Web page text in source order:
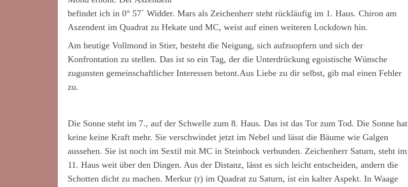
befindet ich in 0° 57´ Widder. Mars als Zeichenherr steht rückläufig im 1. Haus. Chiron am
Aszendent im Quadrat zu Hekate und MC, weist auf einen weiteren Lockdown hin.
Am heutige Vollmond in Stier, besteht die Neigung, sich aufzuopfern und sich der
Konfrontation zu stellen. Das ist so ein Tag, der die Unterdrückung egoistische Wünsche
zugunsten gemeinschaftlicher Interessen betont.Aus Liebe zu dir selbst, gib mal einen Fehler
zu.
Die Sonne steht im 7., auf der Schwelle zum 8. Haus. Das ist das Tor zum Tod. Die Sonne hat
keine keine Kraft mehr. Sie verschwindet jetzt im Nebel und lässt die Bäume wie Galgen
aussehen. Sie ist noch im Sextil mit MC in Steinbock verbunden. Zeichenherr Saturn, steht im
11. Haus weit über den Dingen. Aus der Distanz, lässt es sich leicht entscheiden, andern die
Schotten dicht zu machen. Merkur (r) im Quadrat zu Saturn, ist ein kalter Aspekt. In Waage